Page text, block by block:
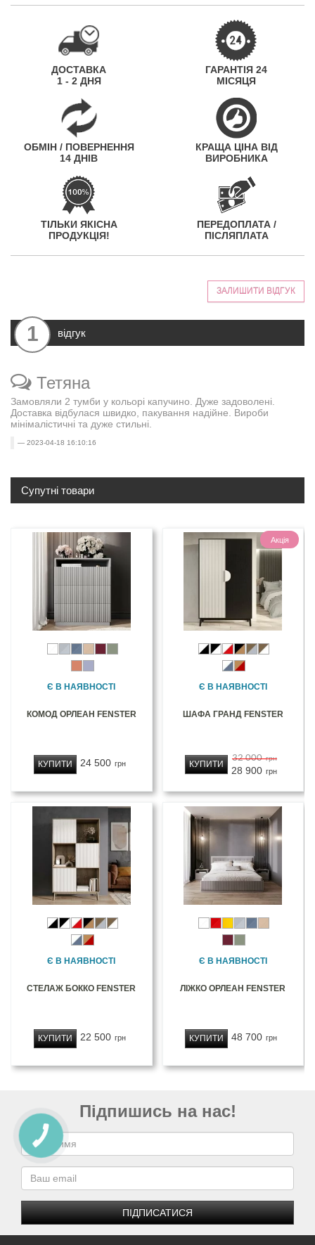
ДОСТАВКА
1 - 2 ДНЯ
ГАРАНТІЯ 24
МІСЯЦЯ
ОБМІН / ПОВЕРНЕННЯ
14 ДНІВ
КРАЩА ЦІНА ВІД
ВИРОБНИКА
ТІЛЬКИ ЯКІСНА
ПРОДУКЦІЯ!
ПЕРЕДОПЛАТА /
ПІСЛЯПЛАТА
ЗАЛИШИТИ ВІДГУК
1 відгук
Тетяна
Замовляли 2 тумби у кольорі капучино. Дуже задоволені.
Доставка відбулася швидко, пакування надійне. Вироби
мінімалістичні та дуже стильні.
2023-04-18 16:10:16
Супутні товари
Є В НАЯВНОСТІ
КОМОД ОРЛЕАН FENSTER
24 500 грн
КУПИТИ
Акція
Є В НАЯВНОСТІ
ШАФА ГРАНД FENSTER
32 000 грн
28 900 грн
КУПИТИ
Є В НАЯВНОСТІ
СТЕЛАЖ БОККО FENSTER
22 500 грн
КУПИТИ
Є В НАЯВНОСТІ
ЛІЖКО ОРЛЕАН FENSTER
48 700 грн
КУПИТИ
Підпишись на нас!
ПІДПИСАТИСЯ